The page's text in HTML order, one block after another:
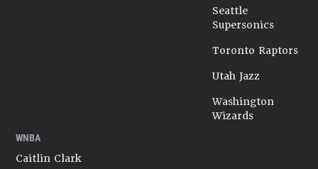
Seattle
Supersonics
Toronto Raptors
Utah Jazz
Washington
Wizards
WNBA
Caitlin Clark